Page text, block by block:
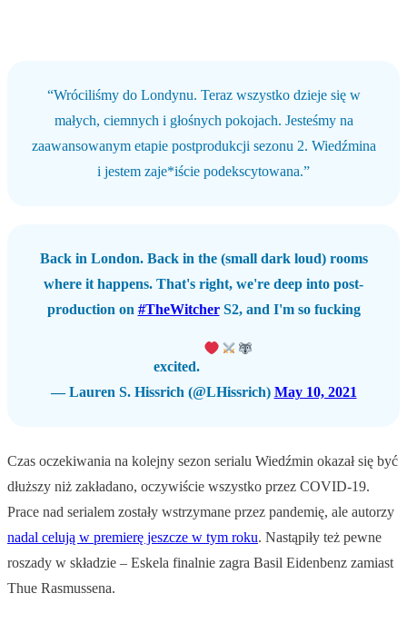
“Wróciliśmy do Londynu. Teraz wszystko dzieje się w
małych, ciemnych i głośnych pokojach. Jesteśmy na
zaawansowanym etapie postprodukcji sezonu 2. Wiedźmina
i jestem zaje*iście podekscytowana.”
Back in London. Back in the (small dark loud) rooms
where it happens. That's right, we're deep into post-
production on #TheWitcherS2, and I'm so fucking
excited.
— Lauren S. Hissrich (@LHissrich) May 10, 2021
Czas oczekiwania na kolejny sezon serialu Wiedźmin okazał się być
dłuższy niż zakładano, oczywiście wszystko przez COVID-19.
Prace nad serialem zostały wstrzymane przez pandemię, ale autorzy
nadal celują w premierę jeszcze w tym roku. Nastąpiły też pewne
roszady w składzie – Eskela finalnie zagra Basil Eidenbenz zamiast
Thue Rasmussena.